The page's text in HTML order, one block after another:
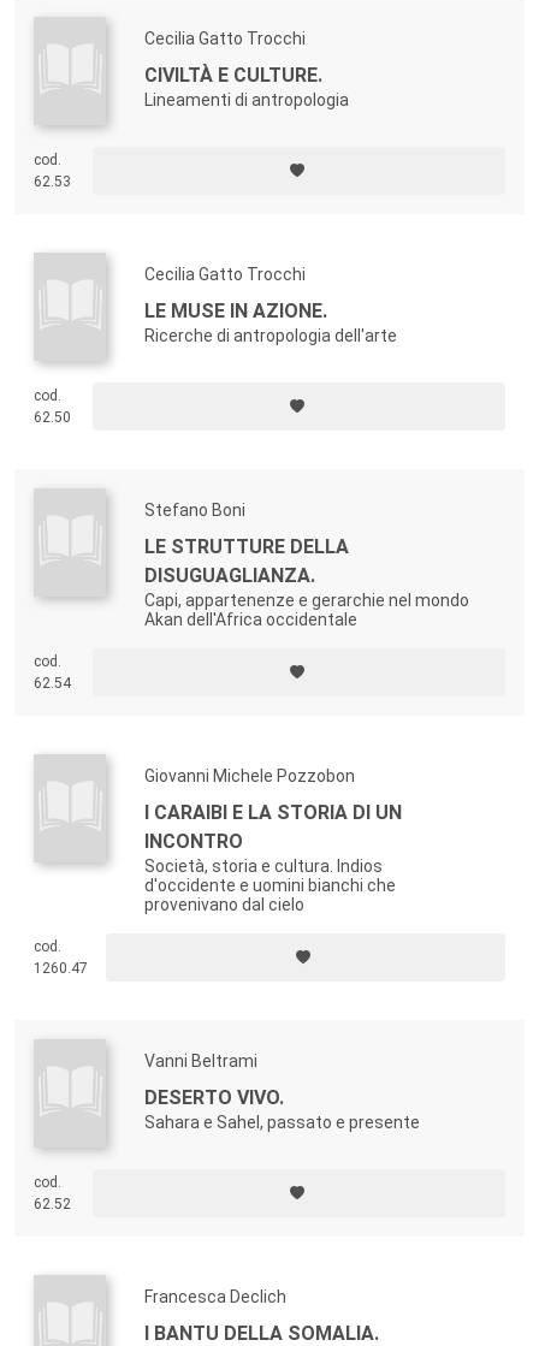
Cecilia Gatto Trocchi
CIVILTÀ E CULTURE.
Lineamenti di antropologia
cod.
62.53
Cecilia Gatto Trocchi
LE MUSE IN AZIONE.
Ricerche di antropologia dell'arte
cod.
62.50
Stefano Boni
LE STRUTTURE DELLA
DISUGUAGLIANZA.
Capi, appartenenze e gerarchie nel mondo
Akan dell'Africa occidentale
cod.
62.54
Giovanni Michele Pozzobon
I CARAIBI E LA STORIA DI UN
INCONTRO
Società, storia e cultura. Indios
d'occidente e uomini bianchi che
provenivano dal cielo
cod.
1260.47
Vanni Beltrami
DESERTO VIVO.
Sahara e Sahel, passato e presente
cod.
62.52
Francesca Declich
I BANTU DELLA SOMALIA.